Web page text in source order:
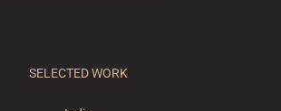
SELECTED WORK